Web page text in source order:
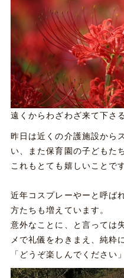
遠くからわざわざ来て下さ
昨日は近くの介護施設から
い、また保育園の子どもた
これもとても嬉しいことです
近年コスプレーやーと呼ば
方たちも増えています。
意外なことに、と言っては
メで礼儀をわきまえ、純粋
「どうぞ楽しんでください